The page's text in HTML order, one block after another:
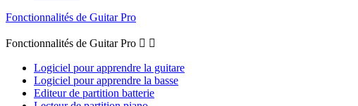
Fonctionnalités de Guitar Pro
Fonctionnalités de Guitar Pro  
Logiciel pour apprendre la guitare
Logiciel pour apprendre la basse
Editeur de partition batterie